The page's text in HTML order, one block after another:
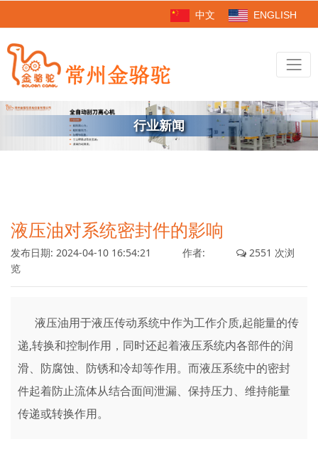
中文 ENGLISH
行业新闻
液压油对系统密封件的影响
发布日期: 2024-04-10 16:54:21 作者:
2551 次浏
览
液压油用于液压传动系统中作为工作介质,起能量的传
递,转换和控制作用，同时还起着液压系统内各部件的润
滑、防腐蚀、防锈和冷却等作用。而液压系统中的密封
件起着防止流体从结合面间泄漏、保持压力、维持能量
传递或转换作用。